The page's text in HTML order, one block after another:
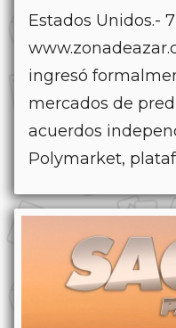
Estados Unidos.-
ingresó
mercados de
acuerdos
Polymarket,